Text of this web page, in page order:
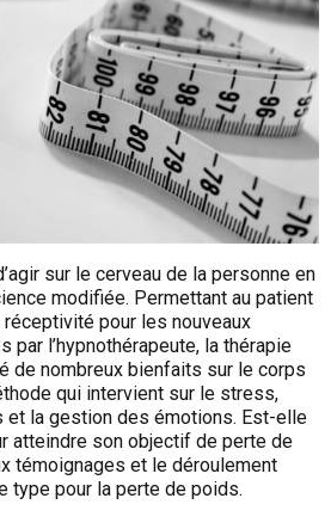
sur le cerveau de la personne en
modifiée. Permettant au patient
réceptivité pour les nouveaux
par l’hypnothérapeute, la thérapie
de nombreux bienfaits sur le corps
qui intervient sur le stress,
et la gestion des émotions. Est-elle
atteindre son objectif de perte de
témoignages et le déroulement
type pour la perte de poids.